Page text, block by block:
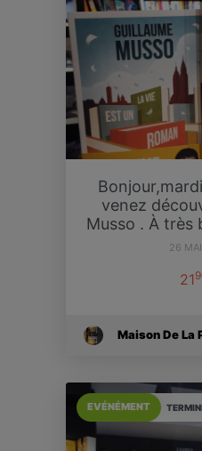
venez
Musso . À très
26
21
Maison De La
EVÉNÉMENT